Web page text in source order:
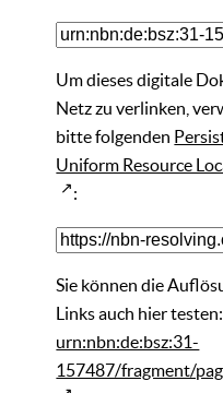
Um dieses digitale
Netz zu verlinken,
bitte folgenden
Uniform Resource
:
Sie können die
Links auch hier testen:
urn:nbn:de:bsz:31-
157487/fragment/